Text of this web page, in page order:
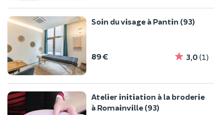
Soin du visage à Pantin (93)
89 € 3,0(1)
Atelier initiation à la broderie
à Romainville (93)